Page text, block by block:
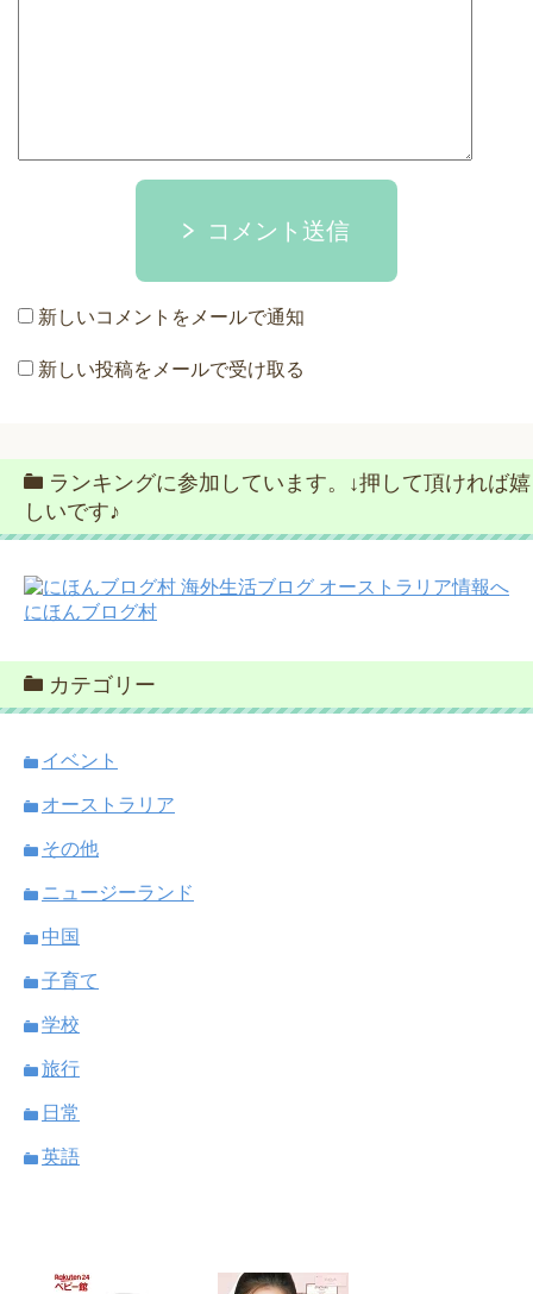
コメント送信
新しいコメントをメールで通知
新しい投稿をメールで受け取る
ランキングに参加しています。↓押して頂ければ嬉
しいです♪
にほんブログ村
カテゴリー
イベント
オーストラリア
その他
ニュージーランド
中国
子育て
学校
旅行
日常
英語